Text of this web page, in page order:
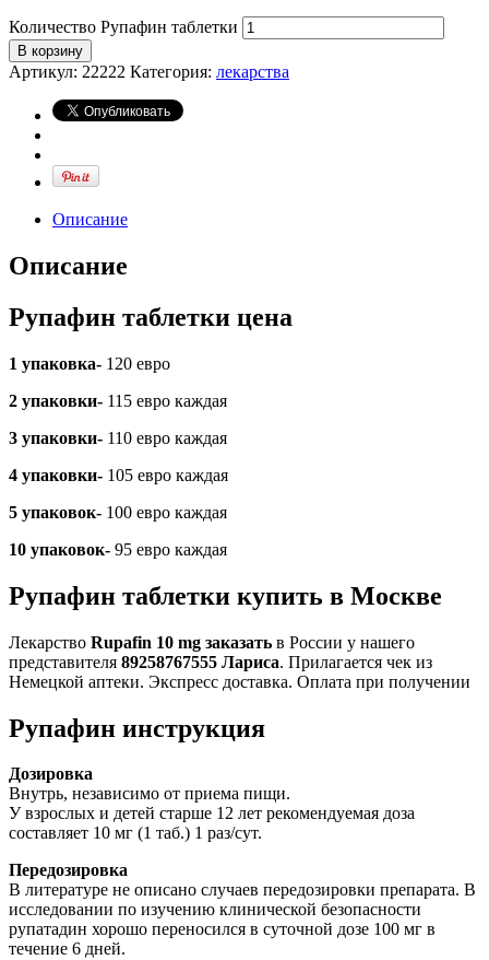
Количество Рупафин таблетки
В корзину
Артикул: 22222 Категория: лекарства
Описание
Описание
Рупафин таблетки цена
1 упаковка- 120 евро
2 упаковки- 115 евро каждая
3 упаковки- 110 евро каждая
4 упаковки- 105 евро каждая
5 упаковок- 100 евро каждая
10 упаковок- 95 евро каждая
Рупафин таблетки купить в Москве
Лекарство Rupafin 10 mg заказать в России у нашего
представителя 89258767555 Лариса. Прилагается чек из
Немецкой аптеки. Экспресс доставка. Оплата при получении
Рупафин инструкция
Дозировка
Внутрь, независимо от приема пищи.
У взрослых и детей старше 12 лет рекомендуемая доза
составляет 10 мг (1 таб.) 1 раз/сут.
Передозировка
В литературе не описано случаев передозировки препарата. В
исследовании по изучению клинической безопасности
рупатадин хорошо переносился в суточной дозе 100 мг в
течение 6 дней.